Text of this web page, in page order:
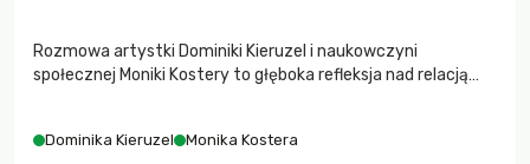
Rozmowa artystki Dominiki Kieruzel i naukowczyni
społecznej Moniki Kostery to głęboka refleksja nad relacją
Dominika Kieruzel Monika Kostera